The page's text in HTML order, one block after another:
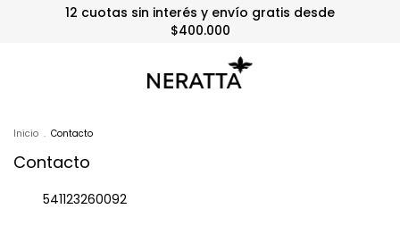
12 cuotas sin interés y envío gratis desde
$400.000
Inicio . Contacto
Contacto
541123260092